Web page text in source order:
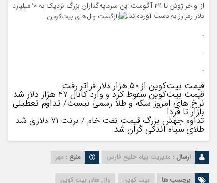
از اواخر ژوئن تا ۲۲ آگوست این سرمایه‌گذاران بزرگ نزدیک به ۱۰ میلیارد
دلار رمزارز به دست آورده‌اند.
.
.
.
قیمت بیت‌کوین از ۵۰ هزار دلار فراتر رفت
قیمت بیت‌کوین سقوط کرد و وارد کانال ۴۷ هزار دلار شد
نرخ های امروز سکه و طلا رسمی نیست/ تداوم تعطیلی
بازار تا فردا
تداوم جهش بزرگ قیمت نفت خام / برنت ۷۱ دلاری شد
طلای سیاه اندکی گران شد
ارسال : مدیریت پیام خلیج فارس منبع : مهر
برچسب ها بیت کوین وال های بیت کوین